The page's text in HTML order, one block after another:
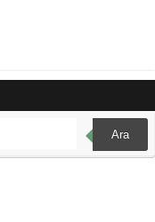
Ara